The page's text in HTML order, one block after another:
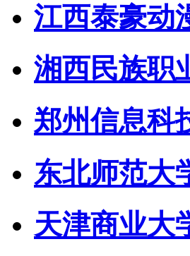
江西泰豪动
湘西民族职
郑州信息科
东北师范大
天津商业大